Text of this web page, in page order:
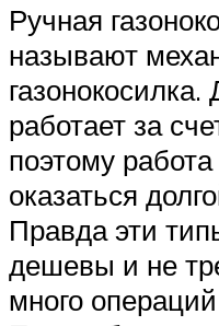
Ручная
называют
работает за
поэтому
оказаться
Правда эти
дешевы и не
много